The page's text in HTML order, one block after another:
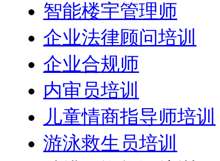
智能楼宇管理师
企业法律顾问培训
企业合规师
内审员培训
儿童情商指导师培训
游泳救生员培训